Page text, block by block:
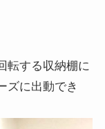
転する収納棚に
ズに出動でき